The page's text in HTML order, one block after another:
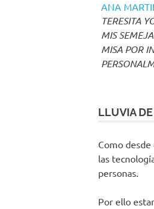
ANA
TERESITA
MIS
MISA POR
LLUVIA
Como
las
personas.
Por ello